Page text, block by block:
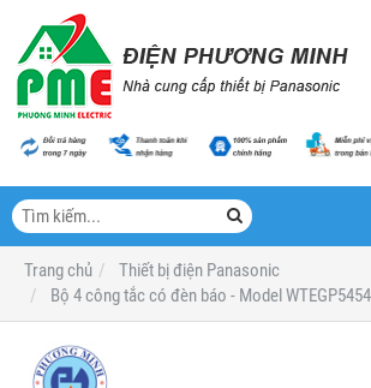
Trang chủ
Thiết bị điện Panasonic
Bộ 4 công tắc có đèn báo - Model